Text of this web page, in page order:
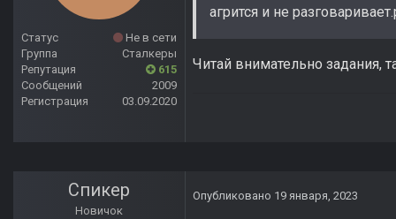
Статус
Не в сети
Группа
Сталкеры
Репутация
615
Сообщений
2009
Регистрация
03.09.2020
агрится и не
Читай внимательно задания,
Спикер
Новичок
Опубликовано 19 января, 2023